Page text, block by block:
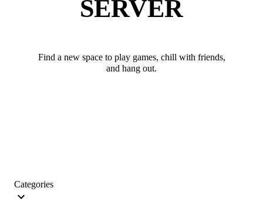
SERVER
Find a new space to play games, chill with friends,
and hang out.
Categories